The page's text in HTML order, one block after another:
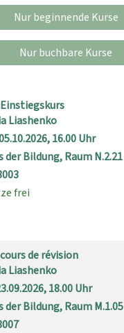
Nur beginnende Kurse
Nur buchbare Kurse
Liashenko
16.00 Uhr
der Bildung, Raum N.2.21
frei
de révision
Liashenko
18.00 Uhr
der Bildung, Raum M.1.05